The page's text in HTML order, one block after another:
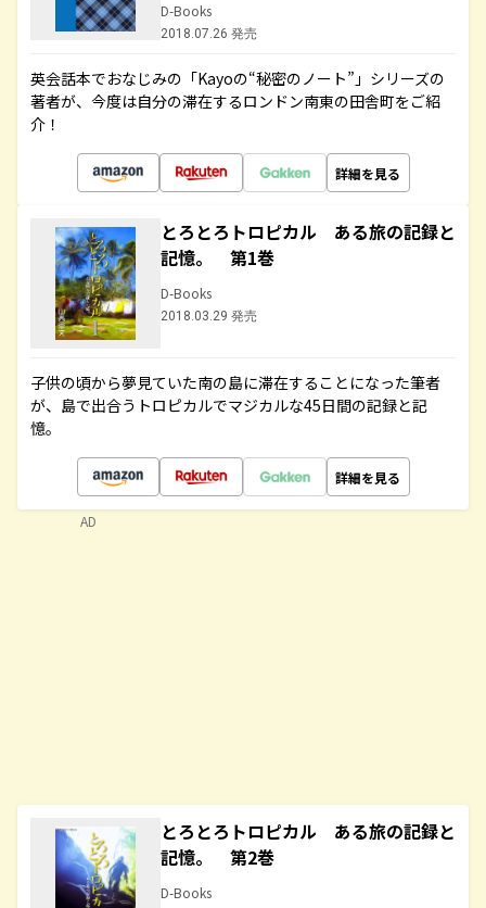
D-Books
2018.07.26 発売
英会話本でおなじみの「Kayoの“秘密のノート”」シリーズの
著者が、今度は自分の滞在するロンドン南東の田舎町をご紹
介！
詳細を見る
とろとろトロピカル ある旅の記録と
記憶。 第1巻
D-Books
2018.03.29 発売
子供の頃から夢見ていた南の島に滞在することになった筆者
が、島で出合うトロピカルでマジカルな45日間の記録と記
憶。
詳細を見る
とろとろトロピカル ある旅の記録と
記憶。 第2巻
D-Books
AD